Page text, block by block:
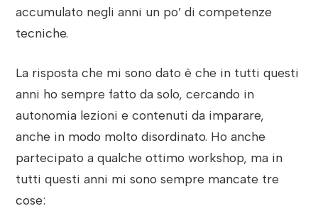
accumulato negli anni un po’ di competenze
tecniche.
La risposta che mi sono dato è che in tutti questi
anni ho sempre fatto da solo, cercando in
autonomia lezioni e contenuti da imparare,
anche in modo molto disordinato. Ho anche
partecipato a qualche ottimo workshop, ma in
tutti questi anni mi sono sempre mancate tre
cose: